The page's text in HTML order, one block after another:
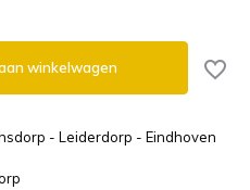
winkelwagen
- Leiderdorp - Eindhoven